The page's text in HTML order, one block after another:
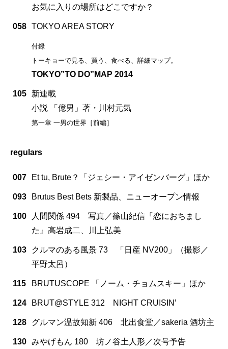
お気に入りの場所はどこですか？
058 TOKYO AREA STORY
付録
トーキョーで見る、買う、食べる、詳細マップ。
TOKYO”TO DO”MAP 2014
105
新連載
小説 「億男」著・川村元気
第一章 一男の世界［前編］
regulars
007 Et tu, Brute？「ジェシー・アイゼンバーグ」ほか
093 Brutus Best Bets 新製品、ニューオープン情報
100
人間関係 494 写真／篠山紀信『恋におちまし
た』高岩成二、川上弘美
103
クルマのある風景 73 「日産 NV200」（撮影／
平野太呂）
115 BRUTUSCOPE 「ノーム・チョムスキー」ほか
124 BRUT@STYLE 312 NIGHT CRUISIN’
128 グルマン温故知新 406 北出食堂／sakeria 酒坊主
130 みやげもん 180 坊ノ谷土人形／次号予告